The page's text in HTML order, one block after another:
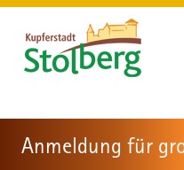
Zum Hauptinhalt springen
Zum Header
Zum Hauptinhalt
Zum Footer
Anmeldung für